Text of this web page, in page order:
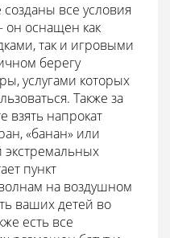
все условия
он оснащен как
так и игровыми
берегу
услугами которых
Также за
взять напрокат
«банан» или
пункт
на воздушном
ваших детей во
есть все